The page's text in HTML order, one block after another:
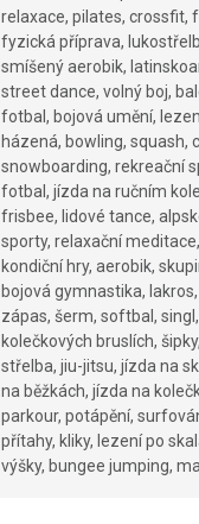
relaxace, pilates, crossfit,
fyzická příprava,
smíšený aerobik,
street dance, volný boj,
fotbal, bojová umění,
házená, bowling, squash,
snowboarding, rekreační
fotbal, jízda na ručním
frisbee, lidové tance,
sporty, relaxační
kondiční hry, aerobik,
bojová gymnastika,
zápas, šerm, softbal,
kolečkových bruslích,
střelba, jiu-jitsu, jízda na
na běžkách, jízda na
parkour, potápění,
přítahy, kliky, lezení po
výšky, bungee jumping,